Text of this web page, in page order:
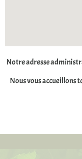
Notre adresse
Nous vous accueillons